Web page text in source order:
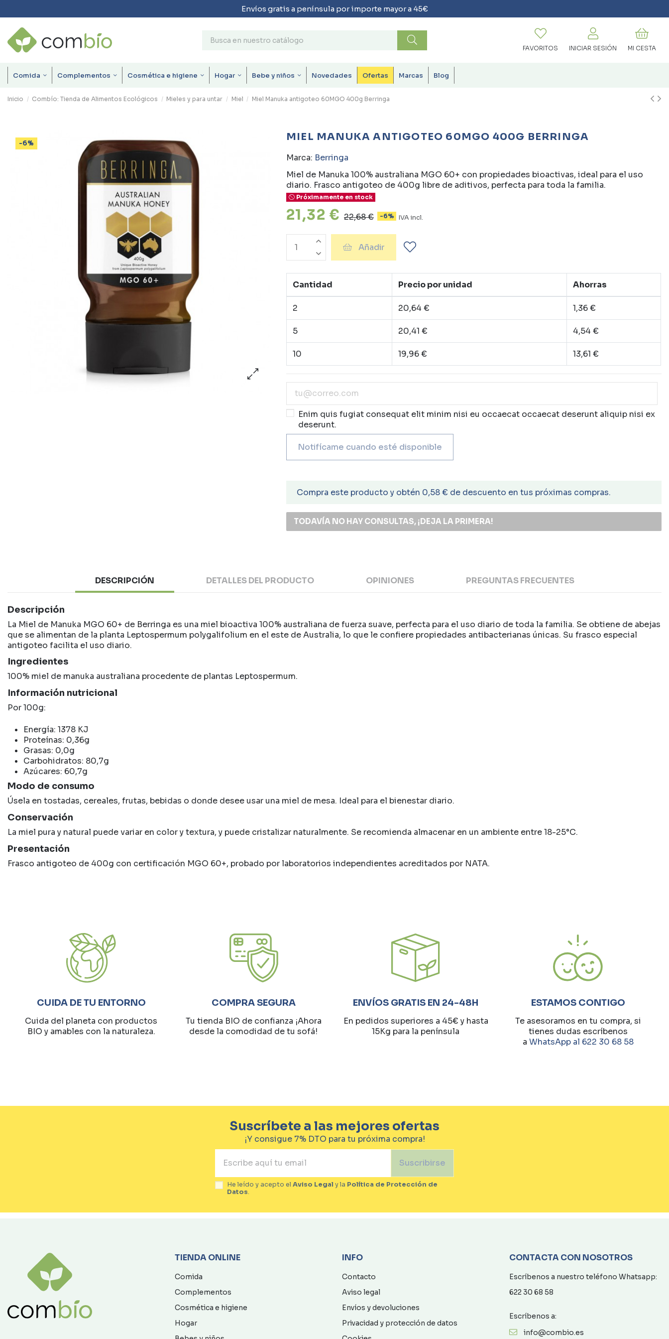
Envíos gratis a península por importe mayor a 45€
FAVORITOS INICIAR SESIÓN MI CESTA
Comida Complementos Cosmética e higiene Hogar Bebe y niños Novedades Ofertas Marcas Blog
Inicio Combío: Tienda de Alimentos Ecológicos Mieles y para untar Miel Miel Manuka antigoteo 60MGO 400g Berringa
-6%
MIEL MANUKA ANTIGOTEO 60MGO 400G BERRINGA
Marca: Berringa
Miel de Manuka 100% australiana MGO 60+ con propiedades bioactivas, ideal para el uso
diario. Frasco antigoteo de 400g libre de aditivos, perfecta para toda la familia.
Próximamente en stock
21,32 € 22,68 € -6% IVA incl.
Añadir
Cantidad Precio por unidad Ahorras
2 20,64 € 1,36 €
5 20,41 € 4,54 €
10 19,96 € 13,61 €
Compra este producto y obtén 0,58 € de descuento en tus próximas compras.
TODAVÍA NO HAY CONSULTAS, ¡DEJA LA PRIMERA!
Enim quis fugiat consequat elit minim nisi eu occaecat occaecat deserunt aliquip nisi ex
deserunt.
DESCRIPCIÓN DETALLES DEL PRODUCTO OPINIONES PREGUNTAS FRECUENTES
Descripción
La Miel de Manuka MGO 60+ de Berringa es una miel bioactiva 100% australiana de fuerza suave, perfecta para el uso diario de toda la familia. Se obtiene de abejas
que se alimentan de la planta Leptospermum polygalifolium en el este de Australia, lo que le confiere propiedades antibacterianas únicas. Su frasco especial
antigoteo facilita el uso diario.
Ingredientes
100% miel de manuka australiana procedente de plantas Leptospermum.
Información nutricional
Por 100g:
Energía: 1378 KJ
Proteínas: 0,36g
Grasas: 0,0g
Carbohidratos: 80,7g
Azúcares: 60,7g
Modo de consumo
Úsela en tostadas, cereales, frutas, bebidas o donde desee usar una miel de mesa. Ideal para el bienestar diario.
Conservación
La miel pura y natural puede variar en color y textura, y puede cristalizar naturalmente. Se recomienda almacenar en un ambiente entre 18-25°C.
Presentación
Frasco antigoteo de 400g con certificación MGO 60+, probado por laboratorios independientes acreditados por NATA.
CUIDA DE TU ENTORNO
Cuida del planeta con productos
BIO y amables con la naturaleza.
COMPRA SEGURA
Tu tienda BIO de confianza ¡Ahora
desde la comodidad de tu sofá!
ENVÍOS GRATIS EN 24-48H
En pedidos superiores a 45€ y hasta
15Kg para la península
ESTAMOS CONTIGO
Te asesoramos en tu compra, si
tienes dudas escríbenos
a WhatsApp al 622 30 68 58
Suscríbete a las mejores ofertas
¡Y consigue 7% DTO para tu próxima compra!
Suscribirse
He leído y acepto el Aviso Legal y la Política de Protección de
Datos.
TIENDA ONLINE
Comida
Complementos
Cosmética e higiene
Hogar
INFO
Contacto
Aviso legal
Envíos y devoluciones
Privacidad y protección de datos
CONTACTA CON NOSOTROS
Escríbenos a nuestro teléfono Whatsapp:
622 30 68 58
Escríbenos a:
info@combio.es